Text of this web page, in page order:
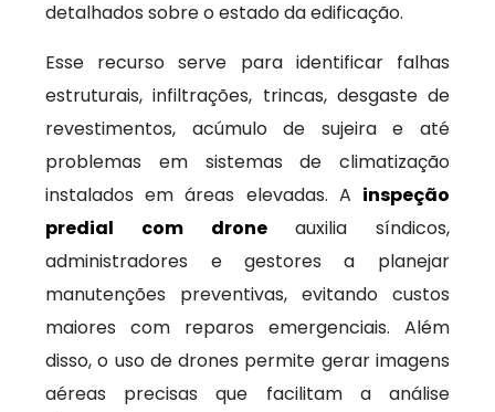
detalhados sobre o estado da edificação.
Esse recurso serve para identificar falhas
estruturais, infiltrações, trincas, desgaste de
revestimentos, acúmulo de sujeira e até
problemas em sistemas de climatização
instalados em áreas elevadas. A inspeção
predial com droneauxilia síndicos,
administradores e gestores a planejar
manutenções preventivas, evitando custos
maiores com reparos emergenciais. Além
disso, o uso de drones permite gerar imagens
aéreas precisas que facilitam a análise